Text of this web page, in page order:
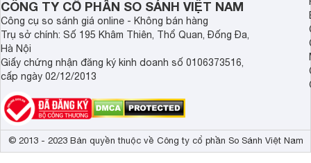
CÔNG TY CỔ PHẦN SO SÁNH VIỆT NAM
Công cụ so sánh giá online - Không bán hàng
Trụ sở chính: Số 195 Khâm Thiên, Thổ Quan, Đống Đa,
Hà Nội
Giấy chứng nhận đăng ký kinh doanh số 0106373516,
cấp ngày 02/12/2013
© 2013 - 2023 Bản quyền thuộc về Công ty cổ phần So Sánh Việt Nam